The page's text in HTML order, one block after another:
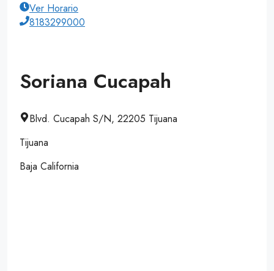
Ver Horario
8183299000
Soriana Cucapah
Blvd. Cucapah S/N, 22205 Tijuana
Tijuana
Baja California